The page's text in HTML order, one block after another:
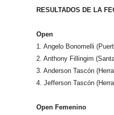
RESULTADOS DE LA
Open
1. Angelo Bonomelli
2. Anthony Fillingim
3. Anderson Tascón
4. Jefferson Tascón
Open Femenino